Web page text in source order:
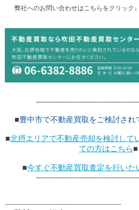
弊社へのお問い合わせはこちらをクリック↓
■豊中市で不動産買取をご検討され
■北摂エリアで不動産売却を検討して
ての方はこちら■
■今すぐ不動産買取査定を行いた
------------------------------------------------------------